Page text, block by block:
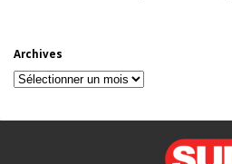
Archives
Archives